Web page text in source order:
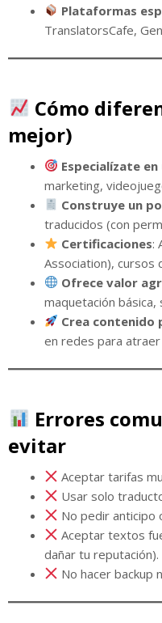
Plataformas
TranslatorsCafe,
Cómo
mejor)
Especialízate
marketing,
Construye un
traducidos (con
Certificaciones:
Association), cursos
Ofrece valor
maquetación básica,
Crea contenido
en redes para atraer
Errores
evitar
Aceptar tarifas
Usar solo
No pedir
Aceptar textos
dañar tu reputación).
No hacer backup